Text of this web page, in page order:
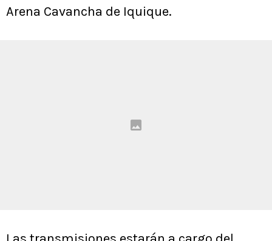
Arena Cavancha de Iquique.